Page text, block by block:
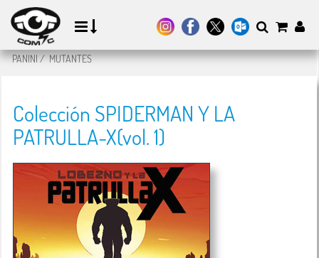
PANINI/MUTANTES
Colección SPIDERMAN Y LA
PATRULLA-X(vol. 1)